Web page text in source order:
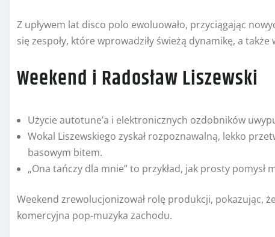
Z upływem lat disco polo ewoluowało, przyciągając
się zespoły, które wprowadziły świeżą dynamikę, a
Weekend i Radosław Liszewski
Użycie autotune’a i elektronicznych ozdobników
Wokal Liszewskiego zyskał rozpoznawalną, lekko
basowym bitem.
„Ona tańczy dla mnie” to przykład, jak prosty pomysł
Weekend zrewolucjonizował rolę produkcji, pokazując,
komercyjna pop-muzyka zachodu.